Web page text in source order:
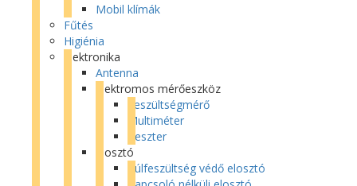
Mobil klímák
Fűtés
Higiénia
Elektronika
Antenna
Elektromos mérőeszköz
Feszültségmérő
Multiméter
Teszter
Elosztó
Túlfeszültség védő elosztó